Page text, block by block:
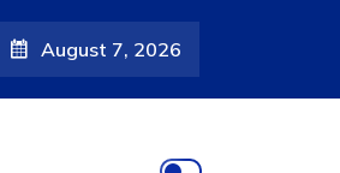
August 7, 2026